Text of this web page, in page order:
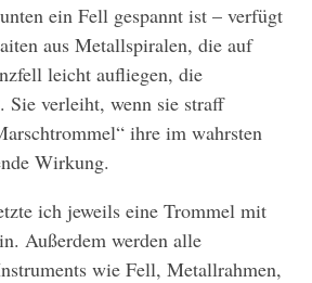
ein Fell gespannt ist – verfügt
aus Metallspiralen, die auf
leicht aufliegen, die
Sie verleiht, wenn sie straff
ihre im wahrsten
Wirkung.
ich jeweils eine Trommel mit
Außerdem werden alle
wie Fell, Metallrahmen,